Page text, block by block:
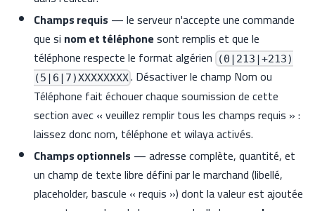
Champs requis — le serveur n'accepte une commande
que si nom et téléphonesont remplis et que le
téléphone respecte le format algérien
(0|213|+213)
(5|6|7)XXXXXXXX. Désactiver le champ Nom ou
Téléphone fait échouer chaque soumission de cette
section avec « veuillez remplir tous les champs requis » :
laissez donc nom, téléphone et wilaya activés.
Champs optionnels — adresse complète, quantité, et
un champ de texte libre défini par le marchand (libellé,
placeholder, bascule « requis ») dont la valeur est ajoutée